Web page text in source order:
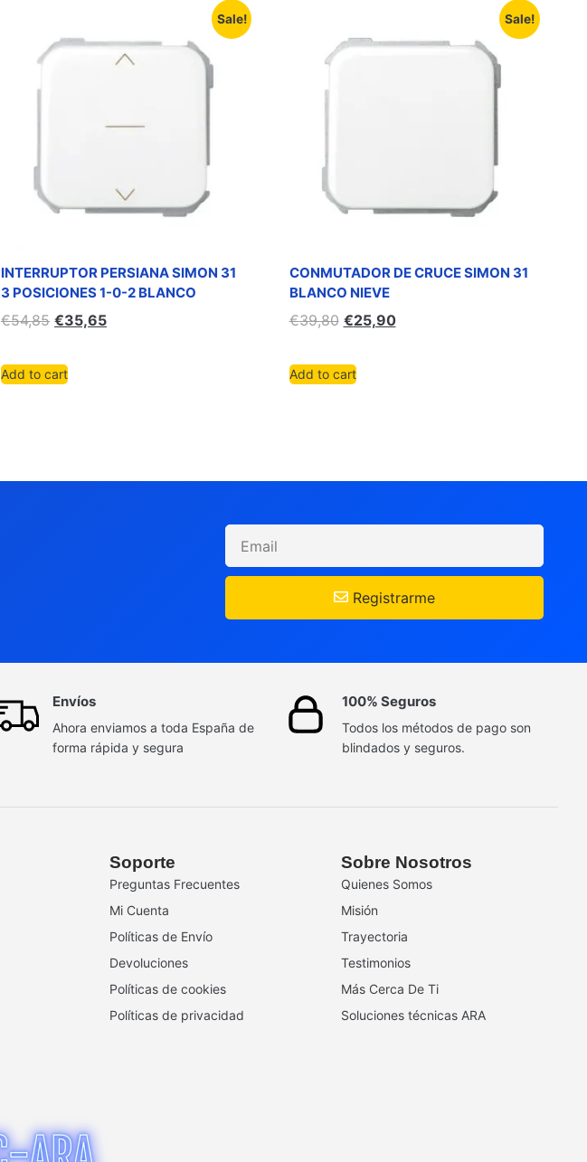
Sale!
INTERRUPTOR PERSIANA SIMON 31
3 POSICIONES 1-0-2 BLANCO
€54,85 €35,65
Add to cart
Sale!
CONMUTADOR DE CRUCE SIMON 31
BLANCO NIEVE
€39,80 €25,90
Add to cart
Registrarme
Envíos
Ahora enviamos a toda España de
forma rápida y segura
100% Seguros
Todos los métodos de pago son
blindados y seguros.
Soporte
Preguntas Frecuentes
Mi Cuenta
Políticas de Envío
Devoluciones
Políticas de cookies
Políticas de privacidad
Sobre Nosotros
Quienes Somos
Misión
Trayectoria
Testimonios
Más Cerca De Ti
Soluciones técnicas ARA